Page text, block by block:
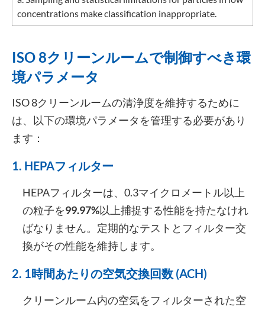
concentrations make classification inappropriate.
ISO 8クリーンルームで制御すべき環
境パラメータ
ISO 8クリーンルームの清浄度を維持するために
は、以下の環境パラメータを管理する必要があり
ます：
1. HEPAフィルター
HEPAフィルターは、0.3マイクロメートル以上
の粒子を99.97%以上捕捉する性能を持たなけれ
ばなりません。定期的なテストとフィルター交
換がその性能を維持します。
2. 1時間あたりの空気交換回数 (ACH)
クリーンルーム内の空気をフィルターされた空